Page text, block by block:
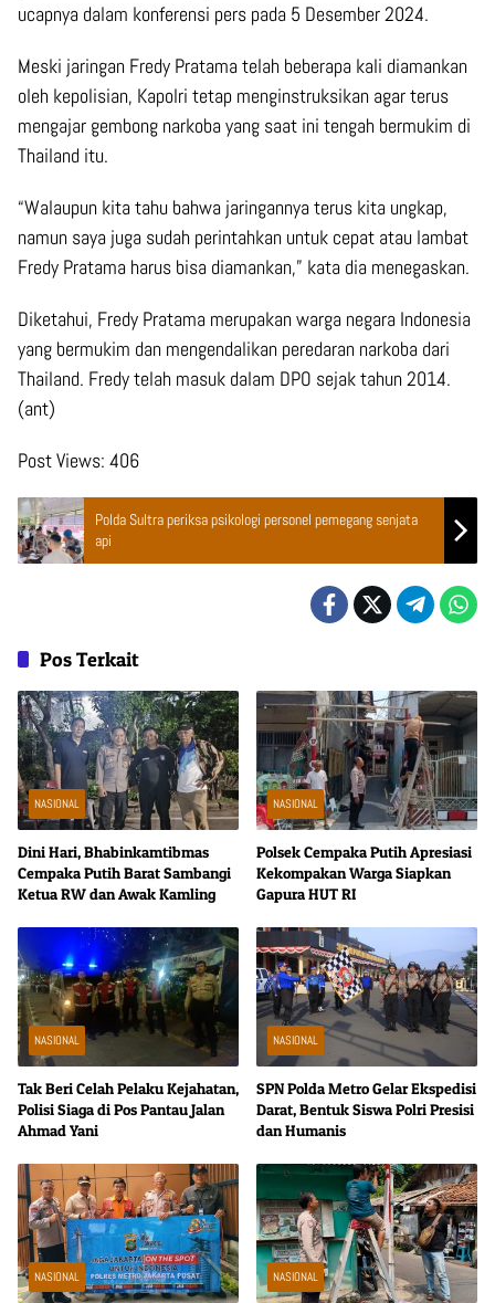
ucapnya dalam konferensi pers pada 5 Desember 2024.
Meski jaringan Fredy Pratama telah beberapa kali diamankan
oleh kepolisian, Kapolri tetap menginstruksikan agar terus
mengajar gembong narkoba yang saat ini tengah bermukim di
Thailand itu.
“Walaupun kita tahu bahwa jaringannya terus kita ungkap,
namun saya juga sudah perintahkan untuk cepat atau lambat
Fredy Pratama harus bisa diamankan,” kata dia menegaskan.
Diketahui, Fredy Pratama merupakan warga negara Indonesia
yang bermukim dan mengendalikan peredaran narkoba dari
Thailand. Fredy telah masuk dalam DPO sejak tahun 2014.
(ant)
Post Views: 406
Polda Sultra periksa psikologi personel pemegang senjata
api
Pos Terkait
NASIONAL
Dini Hari, Bhabinkamtibmas
Cempaka Putih Barat Sambangi
Ketua RW dan Awak Kamling
NASIONAL
Polsek Cempaka Putih Apresiasi
Kekompakan Warga Siapkan
Gapura HUT RI
NASIONAL
Tak Beri Celah Pelaku Kejahatan,
Polisi Siaga di Pos Pantau Jalan
Ahmad Yani
NASIONAL
SPN Polda Metro Gelar Ekspedisi
Darat, Bentuk Siswa Polri Presisi
dan Humanis
NASIONAL NASIONAL